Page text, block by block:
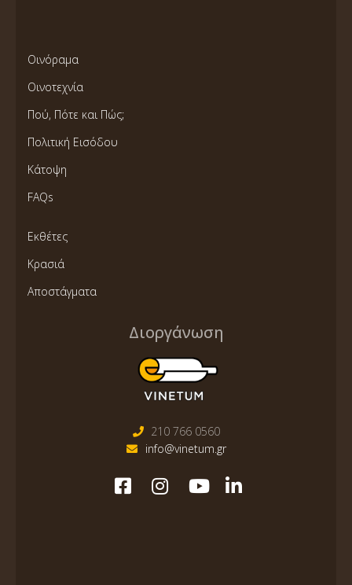
Οινόραμα
Οινοτεχνία
Πού, Πότε και Πώς;
Πολιτική Εισόδου
Κάτοψη
FAQs
Εκθέτες
Κρασιά
Αποστάγματα
Διοργάνωση
210 766 0560
info@vinetum.gr